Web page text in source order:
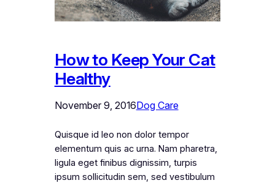
How to Keep Your Cat
Healthy
November 9, 2016Dog Care
Quisque id leo non dolor tempor
elementum quis ac urna. Nam pharetra,
ligula eget finibus dignissim, turpis
ipsum sollicitudin sem, sed vestibulum